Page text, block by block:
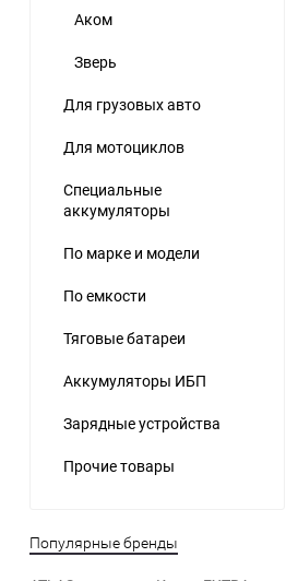
Аком
Зверь
Для грузовых авто
Для мотоциклов
Специальные
аккумуляторы
По марке и модели
По емкости
Тяговые батареи
Аккумуляторы ИБП
Зарядные устройства
Прочие товары
Популярные бренды